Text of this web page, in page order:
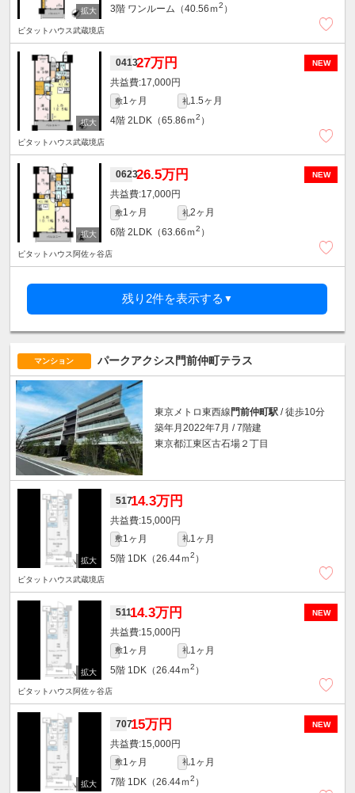
3階 ワンルーム（40.56ｍ2 ）
ピタットハウス武蔵境店
NEW
041327万円
17,000円
敷1ヶ月 礼1.5ヶ月
4階 2LDK（65.86ｍ2 ）
ピタットハウス武蔵境店
NEW
062326.5万円
17,000円
敷1ヶ月 礼2ヶ月
6階 2LDK（63.66ｍ2 ）
ピタットハウス阿佐ヶ谷店
残り2件を表示する ▼
マンション パークアクシス門前仲町テラス
東京メトロ東西線 門前仲町駅 / 徒歩10分
築年月2022年7月 / 7階建
東京都江東区古石場２丁目
51714.3万円
15,000円
敷1ヶ月 礼1ヶ月
5階 1DK（26.44ｍ2 ）
ピタットハウス武蔵境店
NEW
51114.3万円
15,000円
敷1ヶ月 礼1ヶ月
5階 1DK（26.44ｍ2 ）
ピタットハウス阿佐ヶ谷店
NEW
70715万円
15,000円
敷1ヶ月 礼1ヶ月
7階 1DK（26.44ｍ2 ）